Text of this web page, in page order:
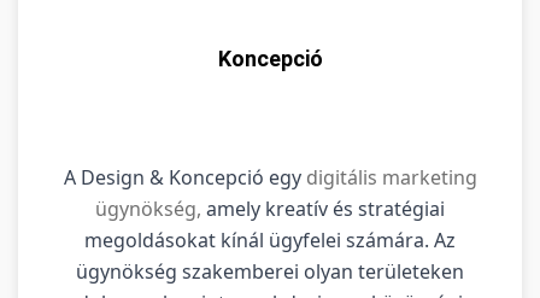
Koncepció
A Design & Koncepció egy digitális marketing
ügynökség, amely kreatív és stratégiai
megoldásokat kínál ügyfelei számára. Az
ügynökség szakemberei olyan területeken